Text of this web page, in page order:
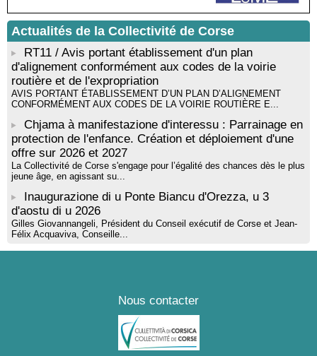
rythmique et corporelle - Mediateca territuriale di Santa Lucia di
Tallà
! Événement reporté ! Cycle de conférences peinture animé
par Alexandre Dominati - Mediateca territuriale di Santa Lucia di
Tallà
Actualités de la Collectivité de Corse
RT11 / Avis portant établissement d'un plan
d'alignement conformément aux codes de la voirie
routière et de l'expropriation
AVIS PORTANT ÉTABLISSEMENT D’UN PLAN D’ALIGNEMENT
CONFORMÉMENT AUX CODES DE LA VOIRIE ROUTIÈRE E...
Chjama à manifestazione d'interessu : Parrainage en
protection de l'enfance. Création et déploiement d'une
offre sur 2026 et 2027
La Collectivité de Corse s'engage pour l’égalité des chances dès le plus
jeune âge, en agissant su...
Inaugurazione di u Ponte Biancu d'Orezza, u 3
d'aostu di u 2026
Gilles Giovannangeli, Président du Conseil exécutif de Corse et Jean-
Félix Acquaviva, Conseille...
Nous contacter